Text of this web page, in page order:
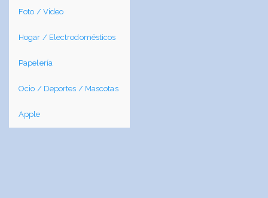
Foto / Video
Hogar / Electrodomésticos
Papelería
Ocio / Deportes / Mascotas
Apple